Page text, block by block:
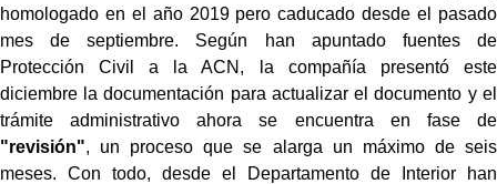
homologado en el año 2019 pero caducado desde el pasado
mes de septiembre. Según han apuntado fuentes de
Protección Civil a la ACN, la compañía presentó este
diciembre la documentación para actualizar el documento y el
trámite administrativo ahora se encuentra en fase de
"revisión", un proceso que se alarga un máximo de seis
meses. Con todo, desde el Departamento de Interior han